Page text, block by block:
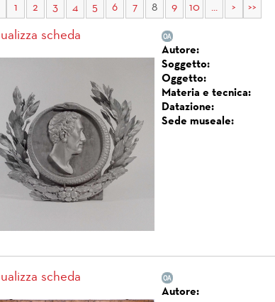
1 2 3 4 5 6 7 8 9 10 ... > >>
scheda
Autore:
Soggetto:
Oggetto:
Materia e tecnica:
Datazione:
Sede museale:
scheda
Autore: